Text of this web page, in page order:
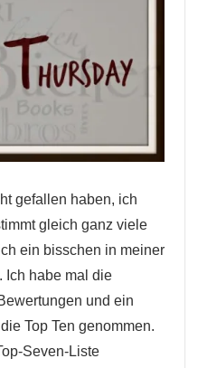
gefallen haben, ich
gleich ganz viele
ein bisschen in meiner
Ich habe mal die
und ein
Top Ten genommen.
Seven-Liste